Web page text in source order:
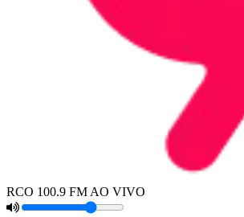
RCO 100.9 FM AO VIVO